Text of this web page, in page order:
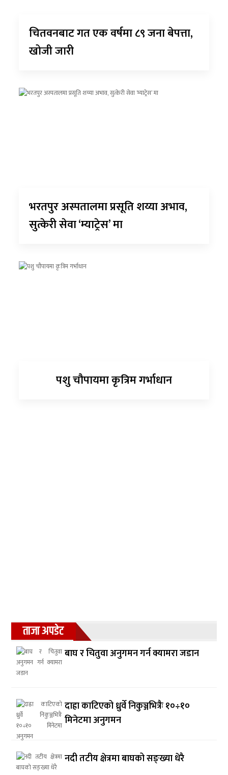
चितवनबाट गत एक वर्षमा ८९ जना बेपत्ता,
खोजी जारी
भरतपुर अस्पतालमा प्रसूति शय्या अभाव,
सुत्केरी सेवा ‘म्याट्रेस’ मा
पशु चौपायमा कृत्रिम गर्भाधान
ताजा अपडेट
बाघ र चितुवा अनुगमन गर्न क्यामरा जडान
दाह्रा काटिएको ध्रुर्वे निकुञ्जभित्रैः १०÷१०
मिनेटमा अनुगमन
नदी तटीय क्षेत्रमा बाघको सङ्ख्या धेरै